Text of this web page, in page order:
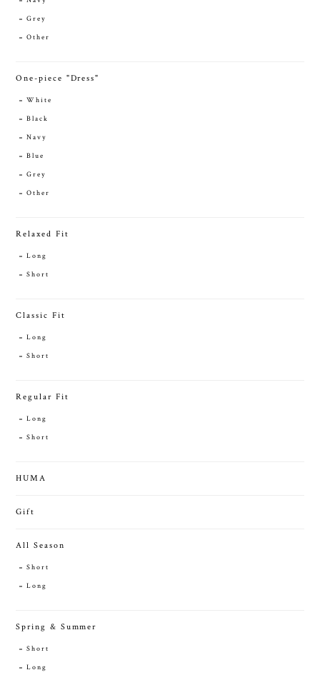
Grey
Other
One-piece "Dress"
White
Black
Navy
Blue
Grey
Other
Relaxed Fit
Long
Short
Classic Fit
Long
Short
Regular Fit
Long
Short
HUMA
Gift
All Season
Short
Long
Spring & Summer
Short
Long